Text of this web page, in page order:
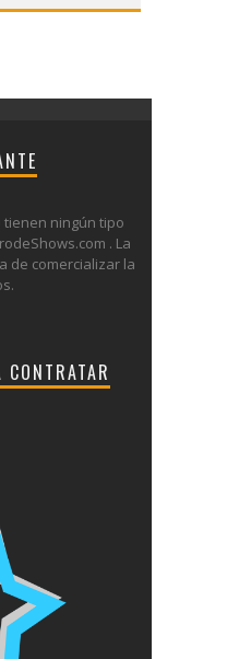
tienen ningún tipo
. La
de comercializar la
CONTRATAR